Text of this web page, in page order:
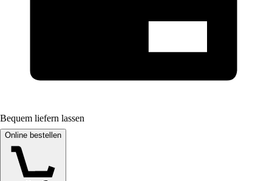
Bequem liefern lassen
Online bestellen